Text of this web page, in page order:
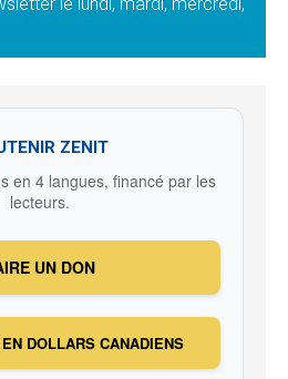
ZENIT
en 4 langues, financé par les
lecteurs.
UN DON
DOLLARS CANADIENS